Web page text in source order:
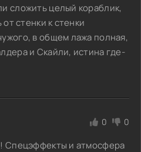
сложить целый кораблик,
стенки к стенки
в общем лажа полная,
и Скайли, истина где-
0 0
Спецэффекты и атмосфера